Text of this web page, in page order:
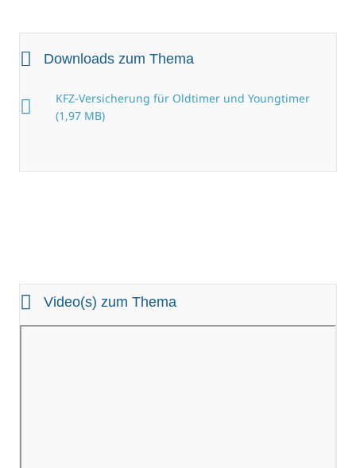
Downloads zum Thema
KFZ-Versicherung für Oldtimer und Youngtimer
(1,97 MB)
Video(s) zum Thema